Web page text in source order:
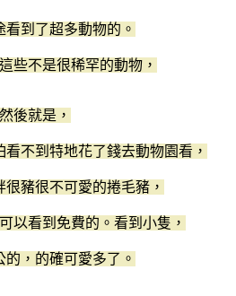
看到了超多動物的。
些不是很稀罕的動物，
然後就是，
不到特地花了錢去動物園看，
很豬很不可愛的捲毛豬，
以看到免費的。看到小隻，
的，的確可愛多了。